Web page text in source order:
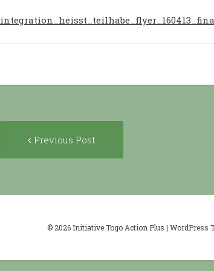
navigation
Previous Post
© 2026 Initiative Togo Action Plus | WordPress